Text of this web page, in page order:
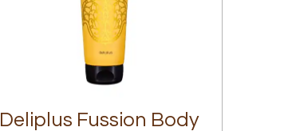
Deliplus Fussion Body